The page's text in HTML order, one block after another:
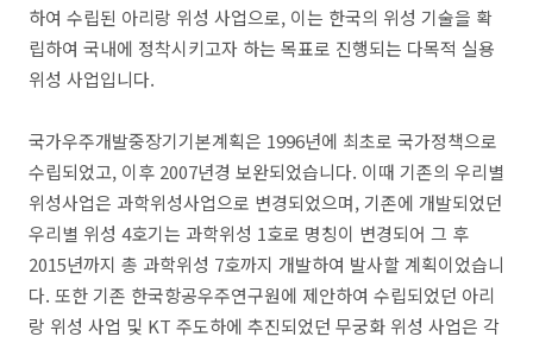
하여 수립된 아리랑 위성 사업으로, 이는 한국의 위성 기술을 확
립하여 국내에 정착시키고자 하는 목표로 진행되는 다목적 실용
위성 사업입니다.
국가우주개발중장기기본계획은 1996년에 최초로 국가정책으로
수립되었고, 이후 2007년경 보완되었습니다. 이때 기존의 우리별
위성사업은 과학위성사업으로 변경되었으며, 기존에 개발되었던
우리별 위성 4호기는 과학위성 1호로 명칭이 변경되어 그 후
2015년까지 총 과학위성 7호까지 개발하여 발사할 계획이었습니
다. 또한 기존 한국항공우주연구원에 제안하여 수립되었던 아리
랑 위성 사업 및 KT 주도하에 추진되었던 무궁화 위성 사업은 각